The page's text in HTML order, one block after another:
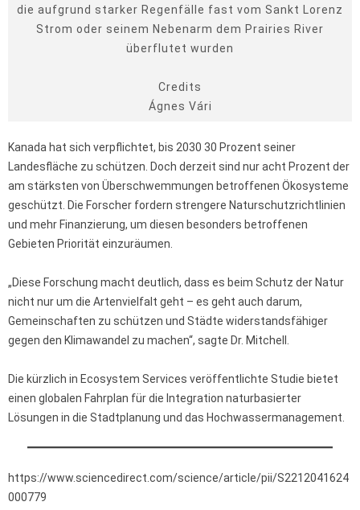
die aufgrund starker Regenfälle fast vom Sankt Lorenz
Strom oder seinem Nebenarm dem Prairies River
überflutet wurden
Credits
Ágnes Vári
Kanada hat sich verpflichtet, bis 2030 30 Prozent seiner
Landesfläche zu schützen. Doch derzeit sind nur acht Prozent der
am stärksten von Überschwemmungen betroffenen Ökosysteme
geschützt. Die Forscher fordern strengere Naturschutzrichtlinien
und mehr Finanzierung, um diesen besonders betroffenen
Gebieten Priorität einzuräumen.
„Diese Forschung macht deutlich, dass es beim Schutz der Natur
nicht nur um die Artenvielfalt geht – es geht auch darum,
Gemeinschaften zu schützen und Städte widerstandsfähiger
gegen den Klimawandel zu machen“, sagte Dr. Mitchell.
Die kürzlich in Ecosystem Services veröffentlichte Studie bietet
einen globalen Fahrplan für die Integration naturbasierter
Lösungen in die Stadtplanung und das Hochwassermanagement.
https://www.sciencedirect.com/science/article/pii/S2212041624
000779